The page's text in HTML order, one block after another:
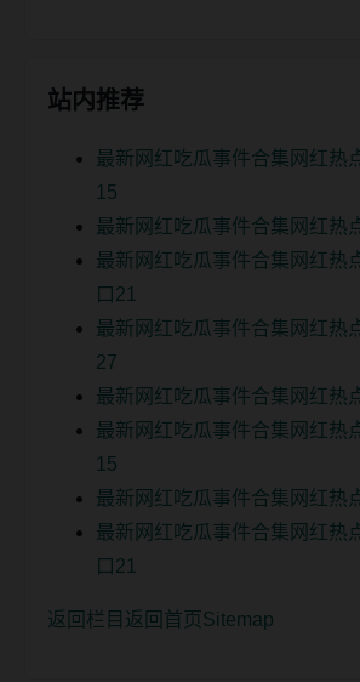
站内推荐
最新网红吃瓜事件合集网红热
15
最新网红吃瓜事件合集网红热
最新网红吃瓜事件合集网红热
口21
最新网红吃瓜事件合集网红热
27
最新网红吃瓜事件合集网红热
最新网红吃瓜事件合集网红热
15
最新网红吃瓜事件合集网红热
最新网红吃瓜事件合集网红热
口21
返回栏目 返回首页 Sitemap